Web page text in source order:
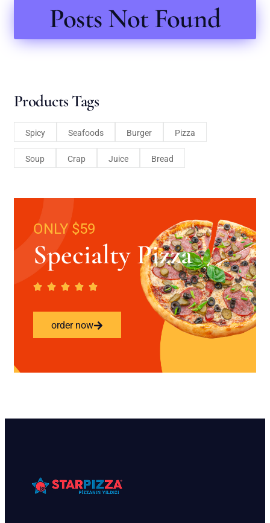
Posts Not Found
Products Tags
Spicy Seafoods Burger Pizza
Soup Crap Juice Bread
ONLY $59
Specialty Pizza
order now